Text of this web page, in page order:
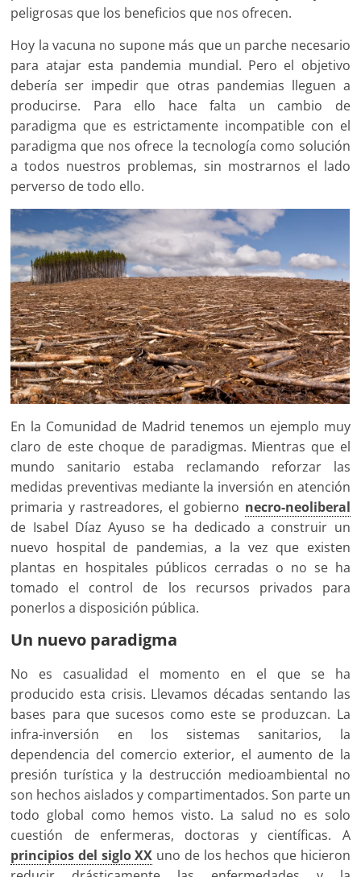
peligrosas que los beneficios que nos ofrecen.
Hoy la vacuna no supone más que un parche necesario
para atajar esta pandemia mundial. Pero el objetivo
debería ser impedir que otras pandemias lleguen a
producirse. Para ello hace falta un cambio de
paradigma que es estrictamente incompatible con el
paradigma que nos ofrece la tecnología como solución
a todos nuestros problemas, sin mostrarnos el lado
perverso de todo ello.
En la Comunidad de Madrid tenemos un ejemplo muy
claro de este choque de paradigmas. Mientras que el
mundo sanitario estaba reclamando reforzar las
medidas preventivas mediante la inversión en atención
primaria y rastreadores, el gobierno necro-neoliberal
de Isabel Díaz Ayuso se ha dedicado a construir un
nuevo hospital de pandemias, a la vez que existen
plantas en hospitales públicos cerradas o no se ha
tomado el control de los recursos privados para
ponerlos a disposición pública.
Un nuevo paradigma
No es casualidad el momento en el que se ha
producido esta crisis. Llevamos décadas sentando las
bases para que sucesos como este se produzcan. La
infra-inversión en los sistemas sanitarios, la
dependencia del comercio exterior, el aumento de la
presión turística y la destrucción medioambiental no
son hechos aislados y compartimentados. Son parte un
todo global como hemos visto. La salud no es solo
cuestión de enfermeras, doctoras y científicas. A
principios del siglo XX uno de los hechos que hicieron